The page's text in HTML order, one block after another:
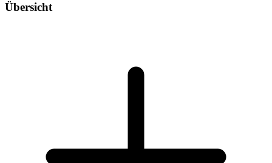
Übersicht